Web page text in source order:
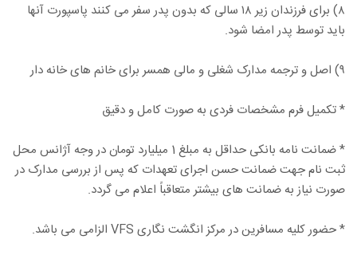
۸) برای فرزندان زیر ۱۸ سالی که بدون پدر سفر می کنند پاسپورت آنها
باید توسط پدر امضا شود.
۹) اصل و ترجمه مدارک شغلی و مالی همسر برای خانم های خانه دار
* تکمیل فرم مشخصات فردی به صورت کامل و دقیق
* ضمانت نامه بانکی حداقل به مبلغ 1 میلیارد تومان در وجه آژانس محل
ثبت نام جهت ضمانت حسن اجرای تعهدات که پس از بررسی مدارک در
صورت نیاز به ضمانت های بیشتر متعاقباً اعلام می گردد.
* حضور کلیه مسافرین در مرکز انگشت نگاری VFS الزامی می باشد.